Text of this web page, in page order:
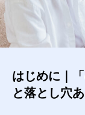
はじめに｜
と落とし穴